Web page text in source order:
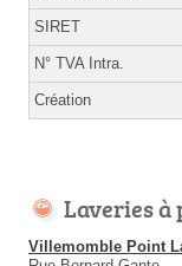
SIRET
N° TVA Intra.
Création
Laveries
Villemomble Point